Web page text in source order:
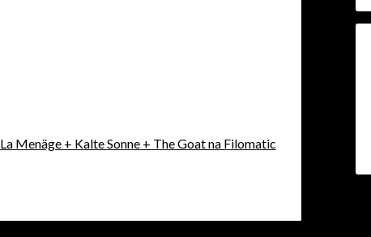
La Menäge + Kalte Sonne + The Goat na Filomatic